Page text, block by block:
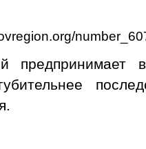
предпринимает